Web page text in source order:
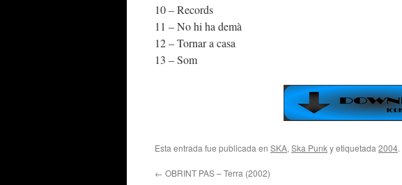
10 – Records
11 – No hi ha demà
12 – Tornar a casa
13 – Som
Esta entrada fue publicada en SKA, Ska Punky etiquetada 2004.
← OBRINT PAS – Terra (2002)